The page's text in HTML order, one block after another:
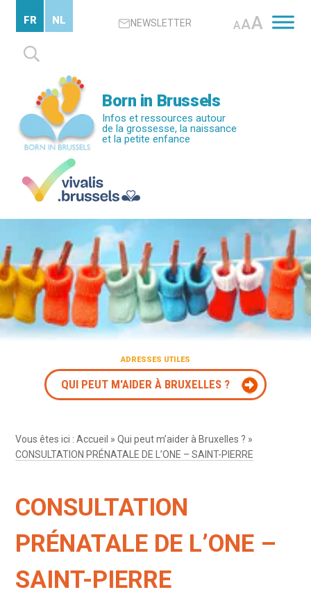
contenu
principal
NEWSLETTER AAA
Rechercher :
FR NL
Born in Brussels
Infos et ressources autour
de la grossesse, la naissance
et la petite enfance
ADRESSES UTILES
QUI PEUT M'AIDER À BRUXELLES ?
Vous êtes ici :Accueil »Qui peut m’aider à Bruxelles ? »
CONSULTATION PRÉNATALE DE L’ONE – SAINT-PIERRE
CONSULTATION
PRÉNATALE DE L’ONE –
SAINT-PIERRE